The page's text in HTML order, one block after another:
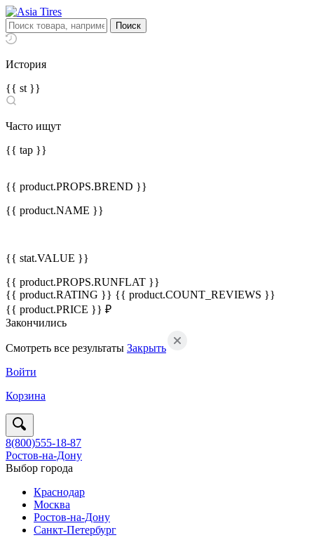
История
{{ st }}
Часто ищут
{{ tap }}
{{ product.PROPS.BREND }}
{{ product.NAME }}
{{ stat.VALUE }}
{{ product.PROPS.RUNFLAT }}
{{ product.RATING }} {{ product.COUNT_REVIEWS }}
{{ product.PRICE }} ₽
Закончились
Смотреть все результаты Закрыть
Войти
Корзина
8(800)555-18-87
Ростов-на-Дону
Выбор города
Краснодар
Москва
Ростов-на-Дону
Санкт-Петербург